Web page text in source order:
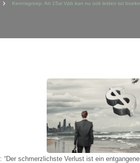
15AI
Kennisgroep. Art 15ai Vpb kan nu ook leiden tot
“Der schmerzlichste Verlust ist ein